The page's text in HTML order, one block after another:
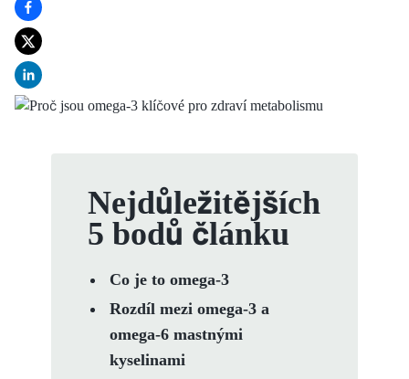
Nejdůležitějších
5 bodů článku
Co je to omega-3
Rozdíl mezi omega-3 a
omega-6 mastnými
kyselinami